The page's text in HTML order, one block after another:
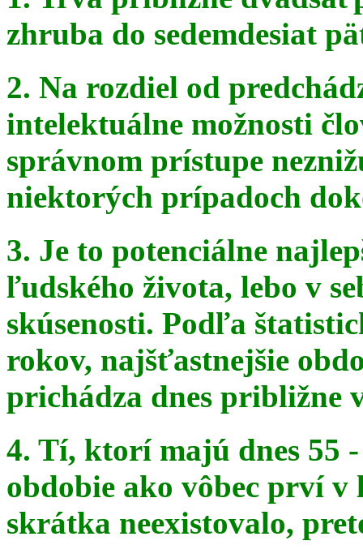
zhruba do sedemdesiat
2. Na rozdiel od
intelektuálne možnosti
správnom prístupe
niektorých prípadoch
3. Je to potenciálne
ľudského života, lebo v
skúsenosti. Podľa
rokov, najšťastnejšie
prichádza dnes približne
4. Tí, ktorí majú dnes 55
obdobie ako vôbec prví
skrátka neexistovalo,